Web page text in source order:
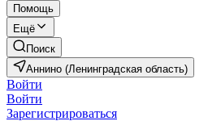
Помощь
Ещё
Поиск
Аннино (Ленинградская область)
Войти
Войти
Зарегистрироваться